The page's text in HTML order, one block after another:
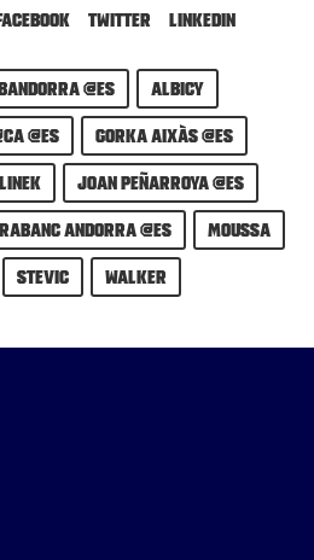
Twitter LinkedIn
@es
ALBICY
@es
Gorka Aixàs @es
joan peñarroya @es
Andorra @es
MOUSSA
stevic walker